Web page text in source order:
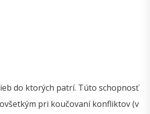
do ktorých patrí. Túto schopnosť
pri koučovaní konfliktov (v